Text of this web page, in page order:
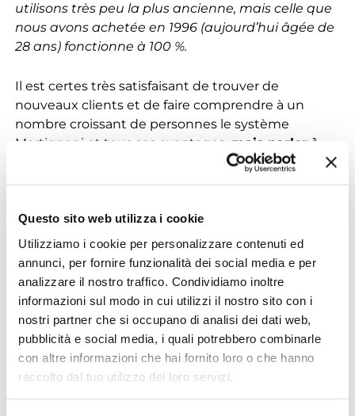
Questo sito web utilizza i cookie
Utilizziamo i cookie per personalizzare contenuti ed
annunci, per fornire funzionalità dei social media e per
analizzare il nostro traffico. Condividiamo inoltre
informazioni sul modo in cui utilizzi il nostro sito con i
nostri partner che si occupano di analisi dei dati web,
pubblicità e social media, i quali potrebbero combinarle
con altre informazioni che hai fornito loro o che hanno
raccolto dal tuo utilizzo dei loro servizi.
utilisons très peu la plus ancienne, mais celle que
nous avons achetée en 1996 (aujourd’hui âgée de
28 ans) fonctionne à 100 %.
Il est certes très satisfaisant de trouver de
nouveaux clients et de faire comprendre à un
nombre croissant de personnes le système
Martignani et tous ses avantages, mais parler à
des personnes qui utilisent Martignani depuis
plus de 50 ans est une grande victoire. Surtout
prestigieuse que Camillo Montori.
Des professionnels de l’industrie comme Guido
Lelii y croient vraiment, tout comme nous, et ont
pu confirmer au fil des ans et dans leurs propres
domaines (ainsi que dans leurs propres poches)
que tout ce que nous disons est vrai.
Merci à Guido Lelii et à la compagnie Camillo